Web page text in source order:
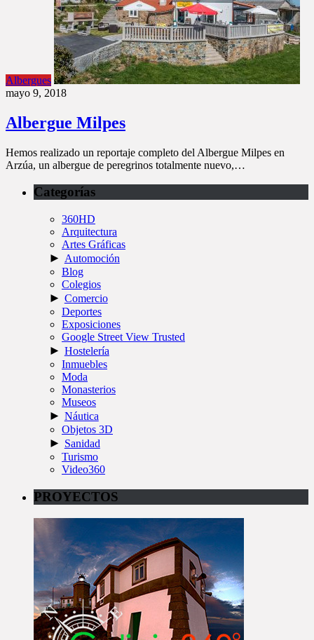
Albergues
mayo 9, 2018
Albergue Milpes
Hemos realizado un reportaje completo del Albergue Milpes en
Arzúa, un albergue de peregrinos totalmente nuevo,…
Categorías
360HD
Arquitectura
Artes Gráficas
► Automoción
Blog
Colegios
► Comercio
Deportes
Exposiciones
Google Street View Trusted
► Hostelería
Inmuebles
Moda
Monasterios
Museos
► Náutica
Objetos 3D
► Sanidad
Turismo
Video360
PROYECTOS